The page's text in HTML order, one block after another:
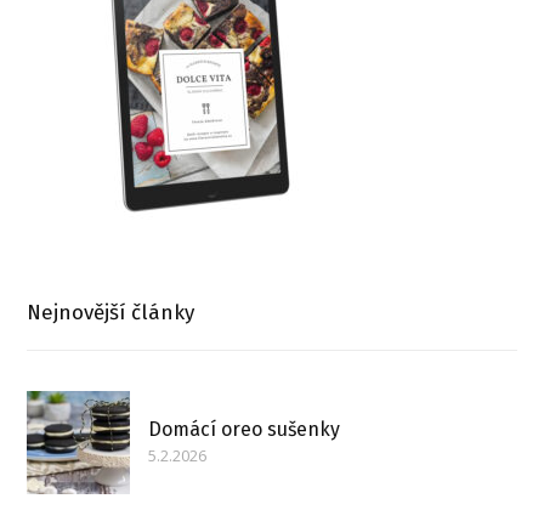
Nejnovější články
Domácí oreo sušenky
5.2.2026